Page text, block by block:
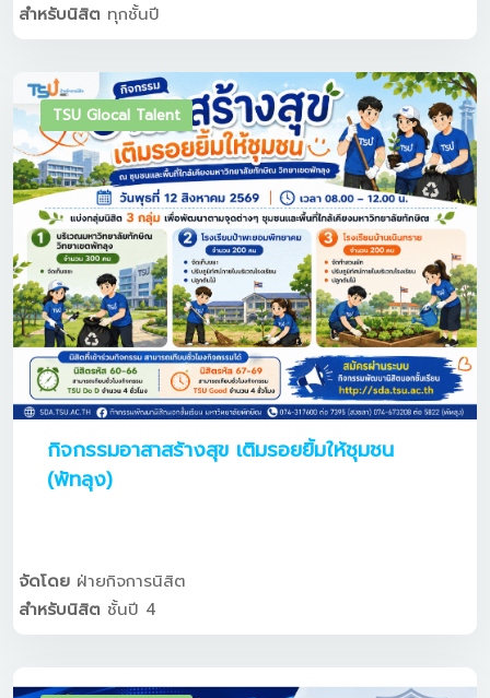
สำหรับนิสิต ทุกชั้นปี
TSU Glocal Talent
กิจกรรมอาสาสร้างสุข เติมรอยยิ้มให้ชุมชน
(พัทลุง)
จัดโดย ฝ่ายกิจการนิสิต
สำหรับนิสิต ชั้นปี 4